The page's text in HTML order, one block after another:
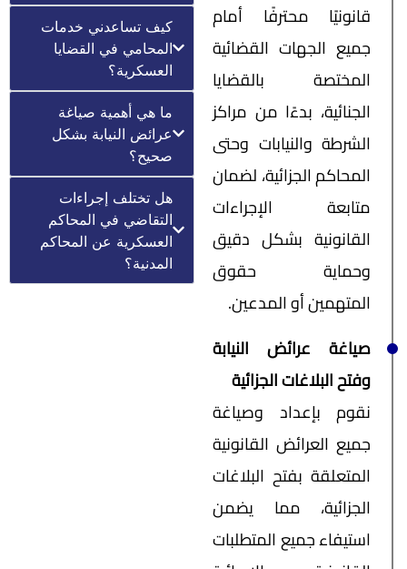
قانونيًا محترفًا أمام
جميع الجهات القضائية
المختصة بالقضايا
الجنائية، بدءًا من مراكز
الشرطة والنيابات وحتى
المحاكم الجزائية، لضمان
متابعة الإجراءات
القانونية بشكل دقيق
وحماية حقوق
المتهمين أو المدعين.
صياغة عرائض النيابة
وفتح البلاغات الجزائية
نقوم بإعداد وصياغة
جميع العرائض القانونية
المتعلقة بفتح البلاغات
الجزائية، مما يضمن
استيفاء جميع المتطلبات
كيف تساعدني خدمات
المحامي في القضايا
العسكرية؟
ما هي أهمية صياغة
عرائض النيابة بشكل
صحيح؟
هل تختلف إجراءات
التقاضي في المحاكم
العسكرية عن المحاكم
المدنية؟